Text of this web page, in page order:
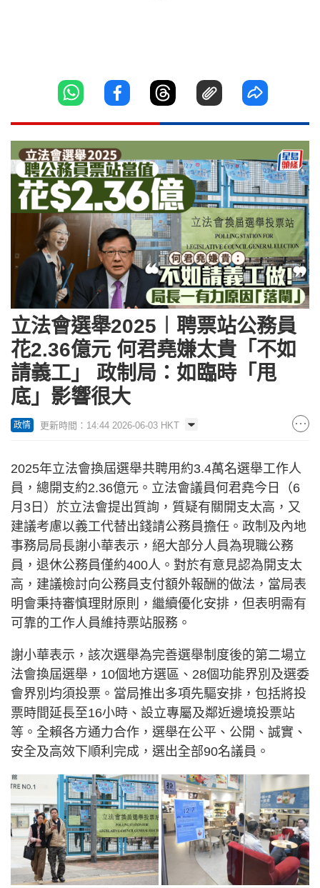
立法會選舉2025︱聘票站公務員
花2.36億元 何君堯嫌太貴「不如
請義工」 政制局：如臨時「甩
底」影響很大
政情 更新時間：14:44 2026-06-03 HKT
2025年立法會換屆選舉共聘用約3.4萬名選舉工作人
員，總開支約2.36億元。立法會議員何君堯今日（6
月3日）於立法會提出質詢，質疑有關開支太高，又
建議考慮以義工代替出錢請公務員擔任。政制及內地
事務局局長謝小華表示，絕大部分人員為現職公務
員，退休公務員僅約400人。對於有意見認為開支太
高，建議檢討向公務員支付額外報酬的做法，當局表
明會秉持審慎理財原則，繼續優化安排，但表明需有
可靠的工作人員維持票站服務。
謝小華表示，該次選舉為完善選舉制度後的第二場立
法會換屆選舉，10個地方選區、28個功能界別及選委
會界別均須投票。當局推出多項先驅安排，包括將投
票時間延長至16小時、設立專屬及鄰近邊境投票站
等。全賴各方通力合作，選舉在公平、公開、誠實、
安全及高效下順利完成，選出全部90名議員。